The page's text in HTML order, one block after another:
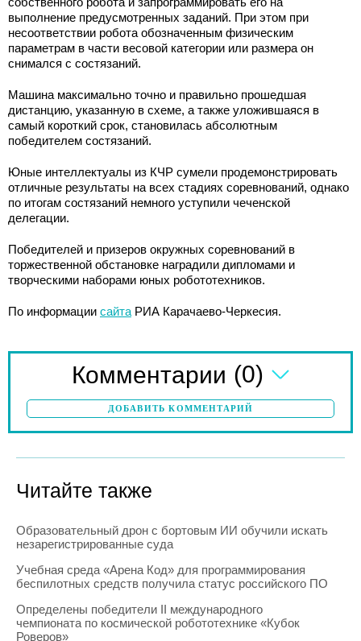
выполнение предусмотренных заданий. При этом при
несоответствии робота обозначенным физическим
параметрам в части весовой категории или размера он
снимался с состязаний.
Машина максимально точно и правильно прошедшая
дистанцию, указанную в схеме, а также уложившаяся в
самый короткий срок, становилась абсолютным
победителем состязаний.
Юные интеллектуалы из КЧР сумели продемонстрировать
отличные результаты на всех стадиях соревнований, однако
по итогам состязаний немного уступили чеченской
делегации.
Победителей и призеров окружных соревнований в
торжественной обстановке наградили дипломами и
творческими наборами юных робототехников.
По информации сайта РИА Карачаево-Черкесия.
Комментарии (0)
ДОБАВИТЬ КОММЕНТАРИЙ
Читайте также
Образовательный дрон с бортовым ИИ обучили искать
незарегистрированные суда
Учебная среда «Арена Код» для программирования
беспилотных средств получила статус российского ПО
Определены победители II международного
чемпионата по космической робототехнике «Кубок
Роверов»